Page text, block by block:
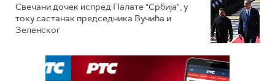
Свечани дочек испред Палате "Србија", у
току састанак председника Вучића и
Зеленског